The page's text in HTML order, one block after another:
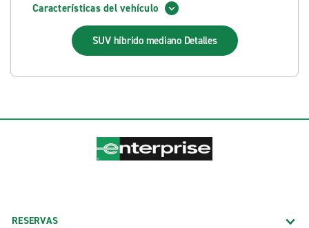
Características del vehículo
SUV híbrido mediano Detalles
RESERVAS